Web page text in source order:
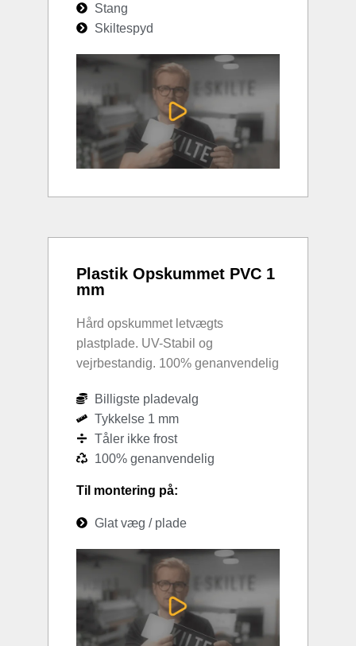
Stang
Skiltespyd
Plastik Opskummet PVC 1
mm
Hård opskummet letvægts
plastplade. UV-Stabil og
vejrbestandig. 100% genanvendelig
Billigste pladevalg
Tykkelse 1 mm
Tåler ikke frost
100% genanvendelig
Til montering på:
Glat væg / plade